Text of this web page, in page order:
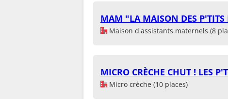
MAM "LA MAISON DES
Maison d'assistants maternels (8
MICRO CRÈCHE CHUT ! LES
Micro crèche (10 places)